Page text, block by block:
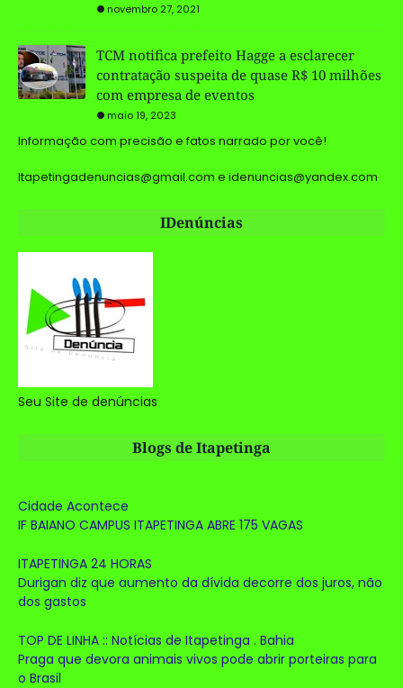
novembro 27, 2021
TCM notifica prefeito Hagge a esclarecer
contratação suspeita de quase R$ 10 milhões
com empresa de eventos
maio 19, 2023
Informação com precisão e fatos narrado por você!
Itapetingadenuncias@gmail.com e idenuncias@yandex.com
IDenúncias
Seu Site de denúncias
Blogs de Itapetinga
Cidade Acontece
IF BAIANO CAMPUS ITAPETINGA ABRE 175 VAGAS
ITAPETINGA 24 HORAS
Durigan diz que aumento da dívida decorre dos juros, não
dos gastos
TOP DE LINHA :: Notícias de Itapetinga . Bahia
Praga que devora animais vivos pode abrir porteiras para
o Brasil